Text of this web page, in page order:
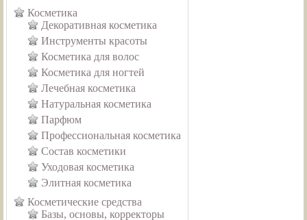
Косметика
Декоративная косметика
Инструменты красоты
Косметика для волос
Косметика для ногтей
Лечебная косметика
Натуральная косметика
Парфюм
Профессиональная косметика
Состав косметики
Уходовая косметика
Элитная косметика
Косметические средства
Базы, основы, корректоры